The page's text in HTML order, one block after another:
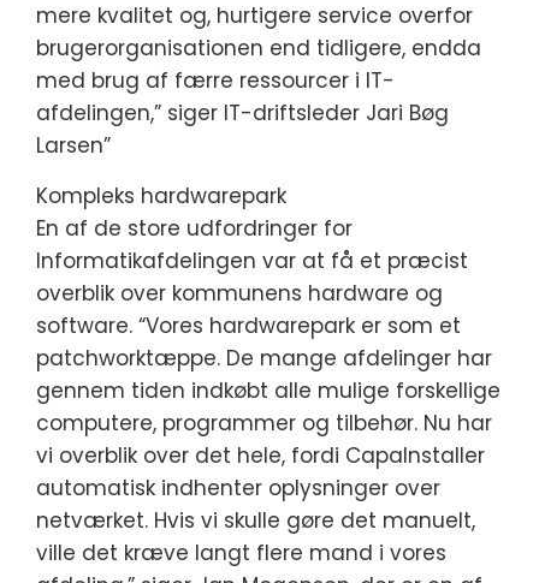
mere kvalitet og, hurtigere service overfor
brugerorganisationen end tidligere, endda
med brug af færre ressourcer i IT-
afdelingen,” siger IT-driftsleder Jari Bøg
Larsen”
Kompleks hardwarepark
En af de store udfordringer for
Informatikafdelingen var at få et præcist
overblik over kommunens hardware og
software. “Vores hardwarepark er som et
patchworktæppe. De mange afdelinger har
gennem tiden indkøbt alle mulige forskellige
computere, programmer og tilbehør. Nu har
vi overblik over det hele, fordi CapaInstaller
automatisk indhenter oplysninger over
netværket. Hvis vi skulle gøre det manuelt,
ville det kræve langt flere mand i vores